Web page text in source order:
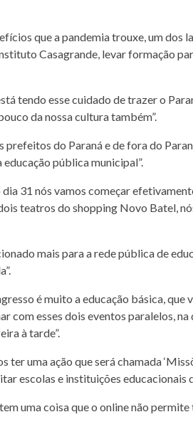
que a pandemia trouxe, um
Casagrande, levar formação
tendo esse cuidado de trazer o
da nossa cultura também”.
prefeitos do Paraná e de fora do
pública municipal”.
31 nós vamos começar
teatros do shopping Novo Batel,
mais para a rede pública de
é muito a educação básica, que
com esses dois eventos paralelos,
à tarde”.
ter uma ação que será chamada
escolas e instituições educacionais
uma coisa que o online não